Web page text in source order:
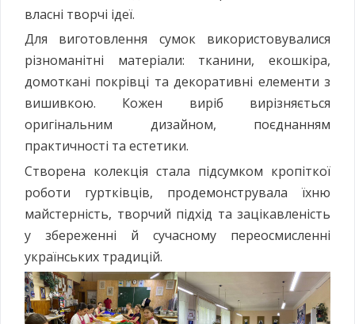
власні творчі ідеї.
Для виготовлення сумок використовувалися
різноманітні матеріали: тканини, екошкіра,
домоткані покрівці та декоративні елементи з
вишивкою. Кожен виріб вирізняється
оригінальним дизайном, поєднанням
практичності та естетики.
Створена колекція стала підсумком кропіткої
роботи гуртківців, продемонструвала їхню
майстерність, творчий підхід та зацікавленість
у збереженні й сучасному переосмисленні
українських традицій.